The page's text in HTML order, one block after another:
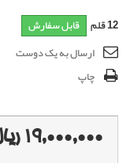
12قلم قابل سفارش
ارسال به یک دوست
چاپ
19,000,000 ریال